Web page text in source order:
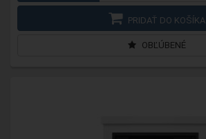
PRIDAŤ DO KOŠÍKA
OBĽÚBENÉ